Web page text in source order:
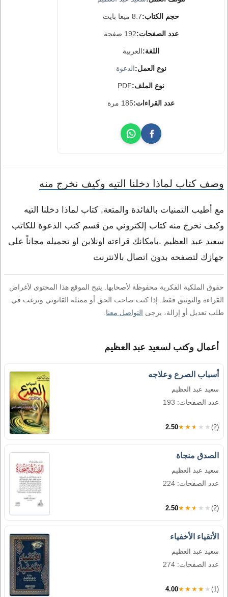
حجم الكتاب:8.7 ميغا بايت
عدد الصفحات:192 صفحة
اللغة:العربية
نوع العمل:الدعوة
نوع الملف:PDF
عدد القراءات:185 مرة
وصف كتاب لماذا دخلنا التيه وكيف نخرج منه
مع أطيب التمنيات بالفائدة والمتعة, كتاب لماذا دخلنا التيه
وكيف نخرج منه كتاب إلكتروني من قسم كتب الدعوة للكاتب
سعيد عبد العظيم .بامكانك قراءته اونلاين او تحميله مجاناً على
جهازك لتصفحه بدون اتصال بالانترنت
حقوق الملكية الفكرية محفوظة لأصحابها. يتيح الموقع هذا المحتوى لأغراض
القراءة والتوثيق فقط. إذا كنت صاحب الحق أو ممثله القانوني وترغب في
طلب تعديل أو إزالة، يرجى التواصل معنا
أعمال وكتب لسعيد عبد العظيم
أسباب الصرع وعلاجه
سعيد عبد العظيم
عدد الصفحات: 193
2.50★★★★★ (2)
الصدق منجاة
سعيد عبد العظيم
عدد الصفحات: 224
2.50★★★★★ (2)
الأتقياء الأخفياء
سعيد عبد العظيم
عدد الصفحات: 274
4.00★★★★★ (1)